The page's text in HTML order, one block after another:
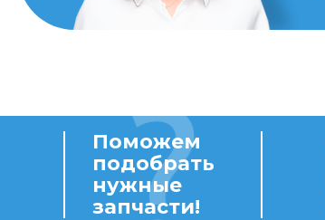
Поможем
подобрать
нужные
запчасти!